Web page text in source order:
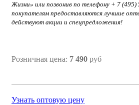
Жизни» или позвонив по телефону + 7
покупателям предоставляются лучшие
действуют акции и спецпредложения!
Розничная цена: 7 490 руб
Узнать оптовую цену